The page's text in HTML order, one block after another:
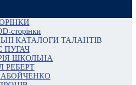
сторінки
КАТАЛОГИ ТАЛАНТІВ
ПУГАЧ
ШКОЛЬНА
РЕБЕРТ